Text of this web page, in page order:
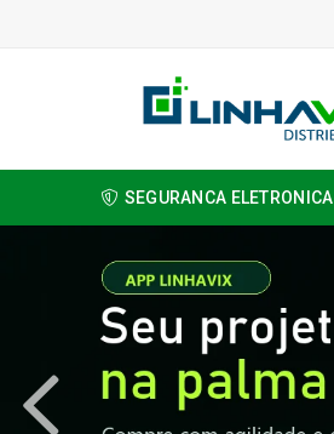
SEGURANCA ELETRONICA